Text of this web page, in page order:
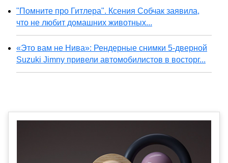
"Помните про Гитлера". Ксения Собчак заявила,
что не любит домашних животных...
«Это вам не Нива»: Рендерные снимки 5-дверной
Suzuki Jimny привели автомобилистов в восторг...